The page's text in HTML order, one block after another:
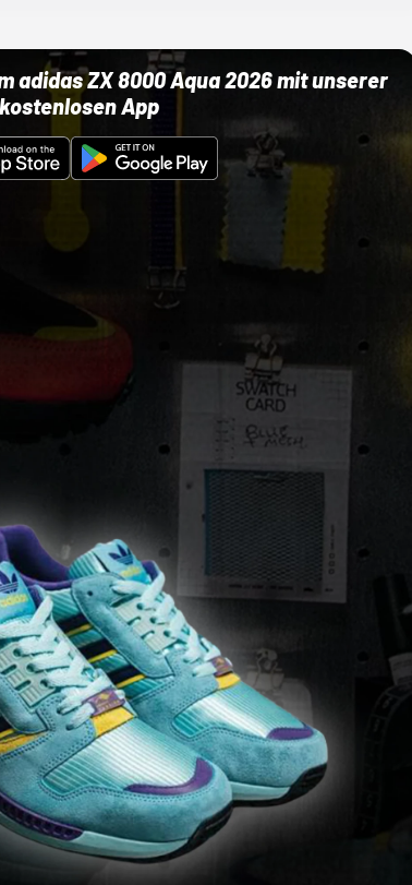
adidas ZX 8000 Aqua 2026 mit unserer
kostenlosen App